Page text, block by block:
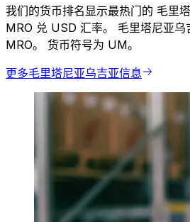
我们的货币排名显示最热门的 毛里
MRO 兑 USD 汇率。 毛里塔尼亚乌
MRO。 货币符号为 UM。
更多毛里塔尼亚乌吉亚信息